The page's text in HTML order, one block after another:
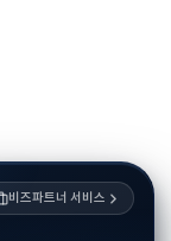
비즈파트너 서비스